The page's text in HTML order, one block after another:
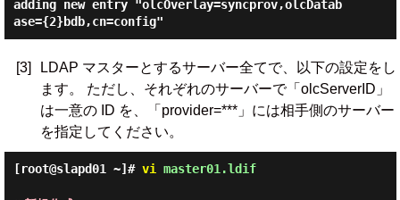
adding new entry "olcOverlay=syncprov,olcDatab
[3]
LDAP マスターとするサーバー全てで、以下の設定をし
ます。 ただし、それぞれのサーバーで「olcServerID」
は一意の ID を、「provider=***」には相手側のサーバー
を指定してください。
[root@slapd01 ~]# vi master01.ldif